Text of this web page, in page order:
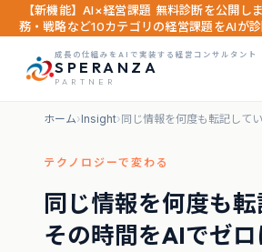
【新機能】AI×経営課題 無料診断を公開し
務・戦略など10カテゴリの経営課題をAIが診
成長の仕組みをAIで実装する経営コンサルタント
SPERANZA
PARTNER
ホーム›Insight›同じ情報を何度も転記して
テクノロジーで変わる
同じ情報を何度も転
その時間をAIでゼロ